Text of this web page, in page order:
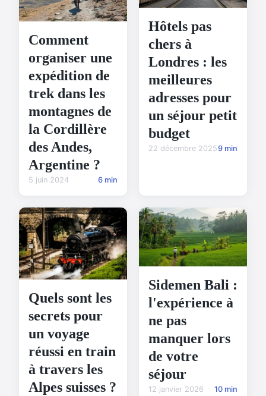
Comment
organiser une
expédition de
trek dans les
montagnes de
la Cordillère
des Andes,
Argentine ?
5 juin 2024 6 min
Hôtels pas
chers à
Londres : les
meilleures
adresses pour
un séjour petit
budget
22 décembre 20259 min
Quels sont les
secrets pour
un voyage
réussi en train
à travers les
Alpes suisses ?
Sidemen Bali :
l'expérience à
ne pas
manquer lors
de votre
séjour
12 janvier 2026 10 min